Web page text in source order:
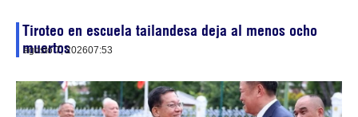
Tiroteo en escuela tailandesa deja al menos ocho
muertos
agosto 7, 202607:53